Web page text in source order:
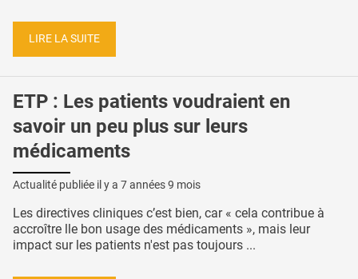
LIRE LA SUITE
ETP : Les patients voudraient en
savoir un peu plus sur leurs
médicaments
Actualité publiée il y a 7 années 9 mois
Les directives cliniques c’est bien, car « cela contribue à
accroître lle bon usage des médicaments », mais leur
impact sur les patients n'est pas toujours ...